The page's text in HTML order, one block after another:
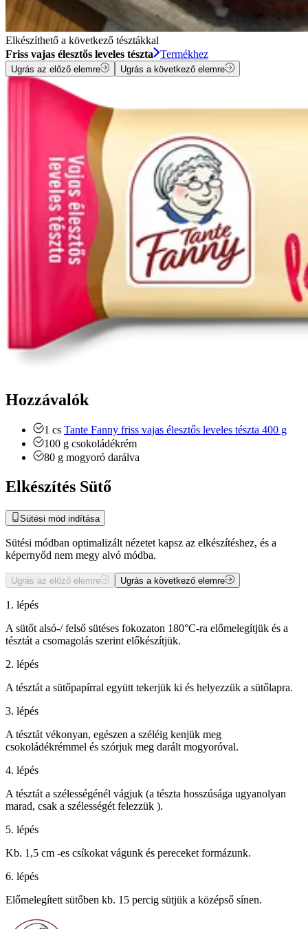
Elkészíthető a következő tésztákkal
Friss vajas élesztős leveles tészta
Termékhez
Ugrás az előző elemre Ugrás a következő elemre
Hozzávalók
1 cs Tante Fanny friss vajas élesztős leveles tészta 400 g
100 g csokoládékrém
80 g mogyoró darálva
Elkészítés Sütő
Sütési mód indítása
Sütési módban optimalizált nézetet kapsz az elkészítéshez, és a
képernyőd nem megy alvó módba.
Ugrás az előző elemre Ugrás a következő elemre
1. lépés
A sütőt alsó-/ felső sütéses fokozaton 180°C-ra előmelegítjük és a
tésztát a csomagolás szerint előkészítjük.
2. lépés
A tésztát a sütőpapírral együtt tekerjük ki és helyezzük a sütőlapra.
3. lépés
A tésztát vékonyan, egészen a széléig kenjük meg
csokoládékrémmel és szórjuk meg darált mogyoróval.
4. lépés
A tésztát a szélességénél vágjuk (a tészta hosszúsága ugyanolyan
marad, csak a szélességét felezzük ).
5. lépés
Kb. 1,5 cm -es csíkokat vágunk és pereceket formázunk.
6. lépés
Előmelegített sütőben kb. 15 percig sütjük a középső sínen.